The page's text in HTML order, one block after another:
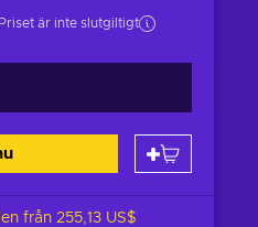
Priset är inte slutgiltigt
från 255,13 US$